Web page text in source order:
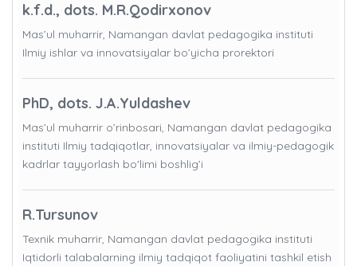
k.f.d., dots. M.R.Qodirxonov
Mas’ul muharrir, Namangan davlat pedagogika instituti
Ilmiy ishlar va innovatsiyalar bo’yicha prorektori
PhD, dots. J.A.Yuldashev
Mas’ul muharrir o’rinbosari, Namangan davlat pedagogika
instituti Ilmiy tadqiqotlar, innovatsiyalar va ilmiy-pedagogik
kadrlar tayyorlash bo'limi boshlig’i
R.Tursunov
Texnik muharrir, Namangan davlat pedagogika instituti
Iqtidorli talabalarning ilmiy tadqiqot faoliyatini tashkil etish